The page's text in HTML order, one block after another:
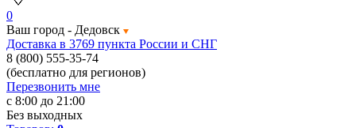
0
Ваш город - Дедовск
Доставка в 3769 пункта России и СНГ
8 (800) 555-35-74
(бесплатно для регионов)
Перезвонить мне
с 8:00 до 21:00
Без выходных